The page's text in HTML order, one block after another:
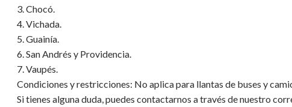
3. Chocó.
4. Vichada.
5. Guainía.
6. San Andrés y Providencia.
7. Vaupés.
Condiciones y restricciones: No aplica para llantas de buses y
Si tienes alguna duda, puedes contactarnos a través de nuestro